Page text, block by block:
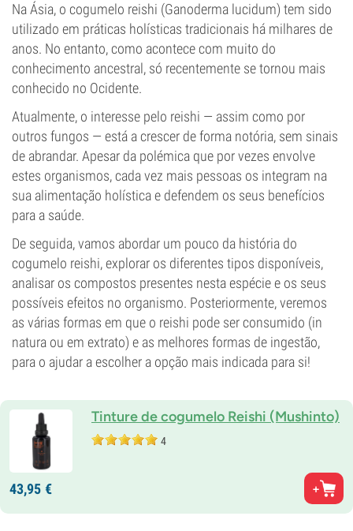
Na Ásia, o cogumelo reishi (Ganoderma lucidum) tem sido
utilizado em práticas holísticas tradicionais há milhares de
anos. No entanto, como acontece com muito do
conhecimento ancestral, só recentemente se tornou mais
conhecido no Ocidente.
Atualmente, o interesse pelo reishi — assim como por
outros fungos — está a crescer de forma notória, sem sinais
de abrandar. Apesar da polémica que por vezes envolve
estes organismos, cada vez mais pessoas os integram na
sua alimentação holística e defendem os seus benefícios
para a saúde.
De seguida, vamos abordar um pouco da história do
cogumelo reishi, explorar os diferentes tipos disponíveis,
analisar os compostos presentes nesta espécie e os seus
possíveis efeitos no organismo. Posteriormente, veremos
as várias formas em que o reishi pode ser consumido (in
natura ou em extrato) e as melhores formas de ingestão,
para o ajudar a escolher a opção mais indicada para si!
Tinture de cogumelo Reishi (Mushinto)
4
43,95 €